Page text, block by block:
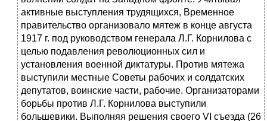
активные выступления трудящихся, Временное
правитель­ство организовало мятеж в конце августа
1917 г. под руководством генерала Л.Г. Корнилова с
целью подавления революционных сил и
установления воен­ной диктатуры. Против мятежа
выступили местные Советы рабочих и солдат­ских
депутатов, воинские части, рабочие. Организаторами
борьбы против Л.Г. Корнилова выступили
большевики. Выполняя решения своего VI съезда (26